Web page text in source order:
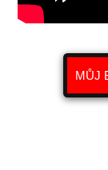
MŮJ